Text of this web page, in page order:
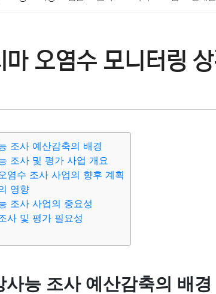
사회 정치 건강 의료 의학 경제 마케팅
마 오염수 모니터링
조사 예산감축의 배경
조사 및 평가 사업 개요
염수 조사 사업의 향후 계획
영향
조사 사업의 중요성
사 및 평가 필요성
사능 조사 예산감축의 배경